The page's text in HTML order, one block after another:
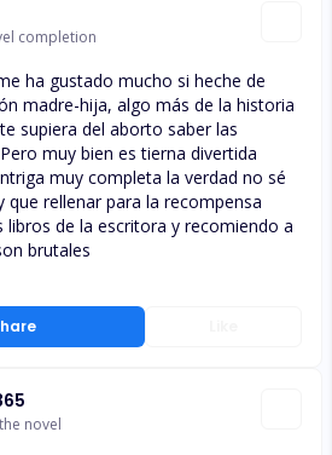
completion
ha gustado mucho si heche de
madre-hija, algo más de la historia
supiera del aborto saber las
muy bien es tierna divertida
muy completa la verdad no sé
que rellenar para la recompensa
libros de la escritora y recomiendo a
brutales
novel